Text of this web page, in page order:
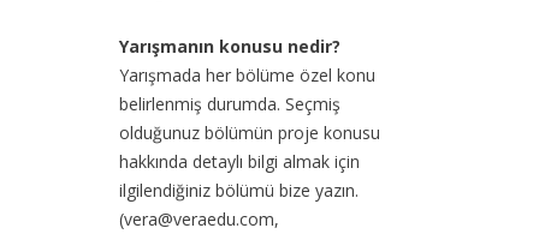
Yarışmanın konusu nedir?
Yarışmada her bölüme özel konu
belirlenmiş durumda. Seçmiş
olduğunuz bölümün proje konusu
hakkında detaylı bilgi almak için
ilgilendiğiniz bölümü bize yazın.
(vera@veraedu.com,